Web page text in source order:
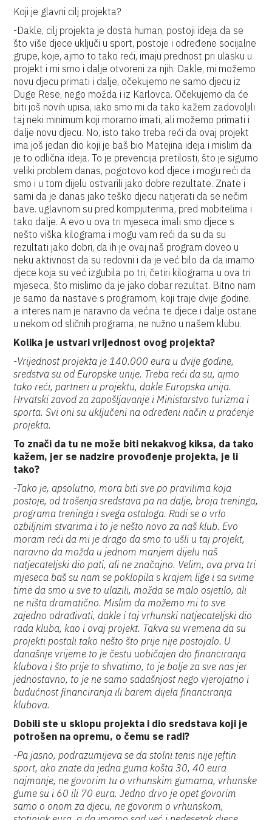
Koji je glavni cilj projekta?
-Dakle, cilj projekta je dosta human, postoji ideja da se
što više djece uključi u sport, postoje i određene socijalne
grupe, koje, ajmo to tako reći, imaju prednost pri ulasku u
projekt i mi smo i dalje otvoreni za njih. Dakle, mi možemo
novu djecu primati i dalje, očekujemo ne samo djecu iz
Duge Rese, nego možda i iz Karlovca. Očekujemo da će
biti još novih upisa, iako smo mi da tako kažem zadovoljili
taj neki minimum koji moramo imati, ali možemo primati i
dalje novu djecu. No, isto tako treba reći da ovaj projekt
ima još jedan dio koji je baš bio Matejina ideja i mislim da
je to odlična ideja. To je prevencija pretilosti, što je sigurno
veliki problem danas, pogotovo kod djece i mogu reći da
smo i u tom dijelu ostvarili jako dobre rezultate. Znate i
sami da je danas jako teško djecu natjerati da se nečim
bave. uglavnom su pred kompjuterima, pred mobitelima i
tako dalje. A evo u ova tri mjeseca imali smo djece s
nešto viška kilograma i mogu vam reći da su da su
rezultati jako dobri, da ih je ovaj naš program doveo u
neku aktivnost da su redovni i da je već bilo da da imamo
djece koja su već izgubila po tri, četiri kilograma u ova tri
mjeseca, što mislimo da je jako dobar rezultat. Bitno nam
je samo da nastave s programom, koji traje dvije godine.
a interes nam je naravno da većina te djece i dalje ostane
u nekom od sličnih programa, ne nužno u našem klubu.
Kolika je ustvari vrijednost ovog projekta?
-Vrijednost projekta je 140.000 eura u dvije godine,
sredstva su od Europske unije. Treba reći da su, ajmo
tako reći, partneri u projektu, dakle Europska unija.
Hrvatski zavod za zapošljavanje i Ministarstvo turizma i
sporta. Svi oni su uključeni na određeni način u praćenje
projekta.
To znači da tu ne može biti nekakvog kiksa, da tako
kažem, jer se nadzire provođenje projekta, je li
tako?
-Tako je, apsolutno, mora biti sve po pravilima koja
postoje, od trošenja sredstava pa na dalje, broja treninga,
programa treninga i svega ostaloga. Radi se o vrlo
ozbiljnim stvarima i to je nešto novo za naš klub. Evo
moram reći da mi je drago da smo to ušli u taj projekt,
naravno da možda u jednom manjem dijelu naš
natjecateljski dio pati, ali ne značajno. Velim, ova prva tri
mjeseca baš su nam se poklopila s krajem lige i sa svime
time da smo u sve to ulazili, možda se malo osjetilo, ali
ne ništa dramatično. Mislim da možemo mi to sve
zajedno odrađivati, dakle i taj vrhunski natjecateljski dio
rada kluba, kao i ovaj projekt. Takva su vremena da su
projekti postali tako nešto što prije nije postojalo. U
današnje vrijeme to je čestu uobičajen dio financiranja
klubova i što prije to shvatimo, to je bolje za sve nas jer
jednostavno, to je ne samo sadašnjost nego vjerojatno i
budućnost financiranja ili barem dijela financiranja
klubova.
Dobili ste u sklopu projekta i dio sredstava koji je
potrošen na opremu, o čemu se radi?
-Pa jasno, podrazumijeva se da stolni tenis nije jeftin
sport, ako znate da jedna guma košta 30, 40 eura
najmanje, ne govorim tu o vrhunskim gumama, vrhunske
gume su i 60 ili 70 eura. Jedno drvo je opet govorim
samo o onom za djecu, ne govorim o vrhunskom,